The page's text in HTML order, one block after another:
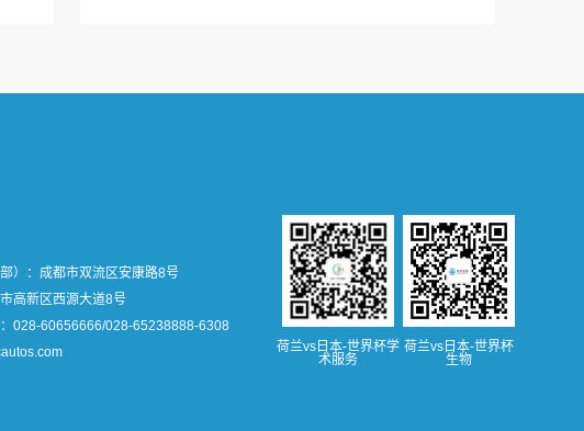
）：成都市双流区安康路8号
高新区西源大道8号
028-60656666/028-65238888-6308
荷兰vs日本-世界杯学
术服务
荷兰vs日本-世界杯
生物